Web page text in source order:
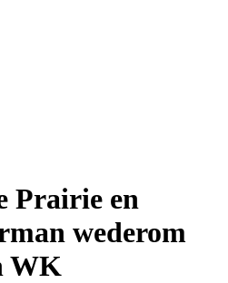
Prairie en
wederom
WK